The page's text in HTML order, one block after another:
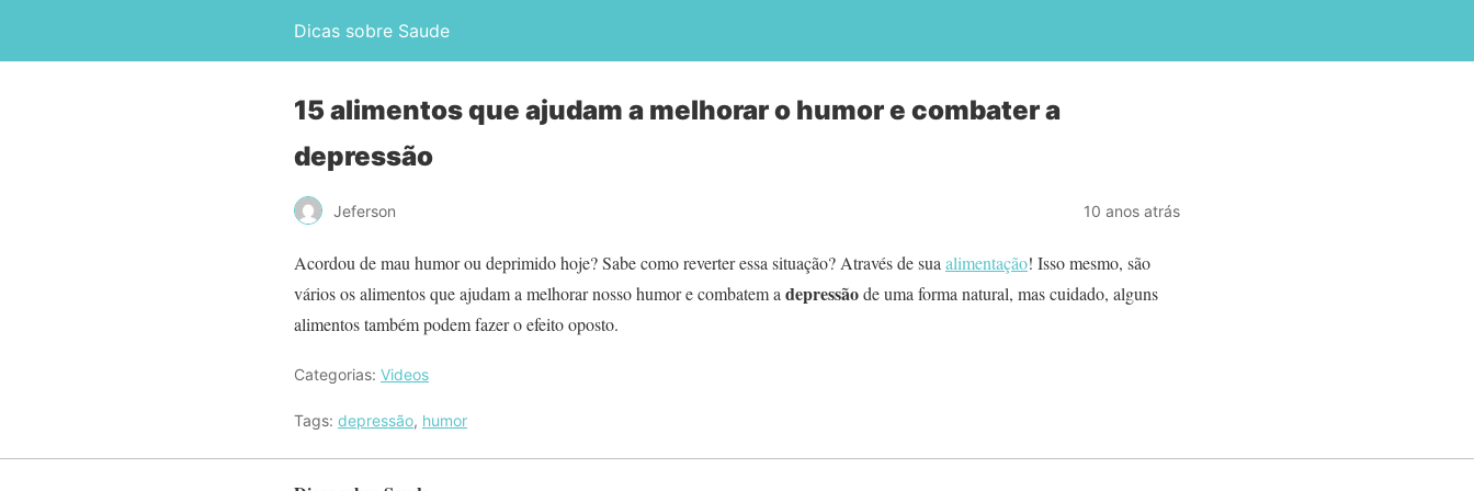
Dicas sobre Saude
15 alimentos que ajudam a melhorar o humor e combater a
depressão
Jeferson 10 anos atrás
Acordou de mau humor ou deprimido hoje? Sabe como reverter essa situação? Através de sua alimentação! Isso mesmo, são
vários os alimentos que ajudam a melhorar nosso humor e combatem a depressãode uma forma natural, mas cuidado, alguns
alimentos também podem fazer o efeito oposto.
Categorias: Videos
Tags: depressão, humor